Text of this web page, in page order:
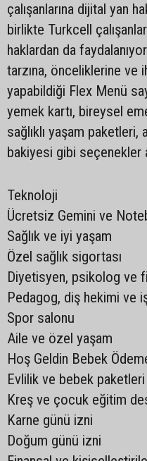
çalışanlarına dijital yan
birlikte Turkcell
haklardan da
tarzına, önceliklerine ve
yapabildiği Flex Menü
yemek kartı, bireysel
sağlıklı yaşam
bakiyesi gibi seçenekler
Teknoloji
Ücretsiz Gemini ve
Sağlık ve iyi yaşam
Özel sağlık sigortası
Diyetisyen, psikolog ve
Pedagog, diş hekimi ve
Spor salonu
Aile ve özel yaşam
Hoş Geldin Bebek
Evlilik ve bebek paketleri
Kreş ve çocuk eğitim
Karne günü izni
Doğum günü izni